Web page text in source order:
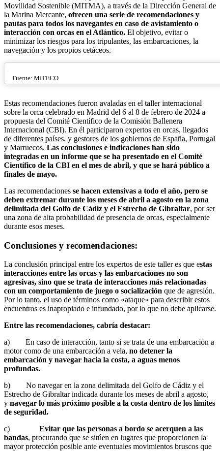
Movilidad Sostenible (MITMA), a través de la Dirección General de
la Marina Mercante, ofrecen una serie de recomendaciones y
pautas para todos los navegantes en caso de avistamiento o
interacción con orcas en el Atlántico. El objetivo, evitar o
minimizar los riesgos para los tripulantes, las embarcaciones, la
navegación y los propios cetáceos.
Fuente: MITECO
Estas recomendaciones fueron avaladas en el taller internacional
sobre la orca celebrado en Madrid del 6 al 8 de febrero de 2024 a
propuesta del Comité Científico de la Comisión Ballenera
Internacional (CBI). En él participaron expertos en orcas, llegados
de diferentes países, y gestores de los gobiernos de España, Portugal
y Marruecos. Las conclusiones e indicaciones han sido
integradas en un informe que se ha presentado en el Comité
Científico de la CBI en el mes de abril, y que se hará público a
finales de mayo.
Las recomendaciones se hacen extensivas a todo el año, pero se
deben extremar durante los meses de abril a agosto en la zona
delimitada del Golfo de Cádiz y el Estrecho de Gibraltar, por ser
una zona de alta probabilidad de presencia de orcas, especialmente
durante esos meses.
Conclusiones y recomendaciones:
La conclusión principal entre los expertos de este taller es que estas
interacciones entre las orcas y las embarcaciones no son
agresivas, sino que se trata de interacciones más relacionadas
con un comportamiento de juego o socialización que de agresión.
Por lo tanto, el uso de términos como «ataque» para describir estos
encuentros es inapropiado e infundado, por lo que no debe aplicarse.
Entre las recomendaciones, cabría destacar:
a) En caso de interacción, tanto si se trata de una embarcación a
motor como de una embarcación a vela, no detener la
embarcación y navegar hacia la costa, a aguas menos
profundas.
b)
No navegar en la zona delimitada del Golfo de Cádiz y el
Estrecho de Gibraltar indicada durante los meses de abril a agosto,
y navegar lo más próximo posible a la costa dentro de los límites
de seguridad.
c)
Evitar que las personas a bordo se acerquen a las
bandas, procurando que se sitúen en lugares que proporcionen la
mayor protección posible ante eventuales movimientos bruscos que